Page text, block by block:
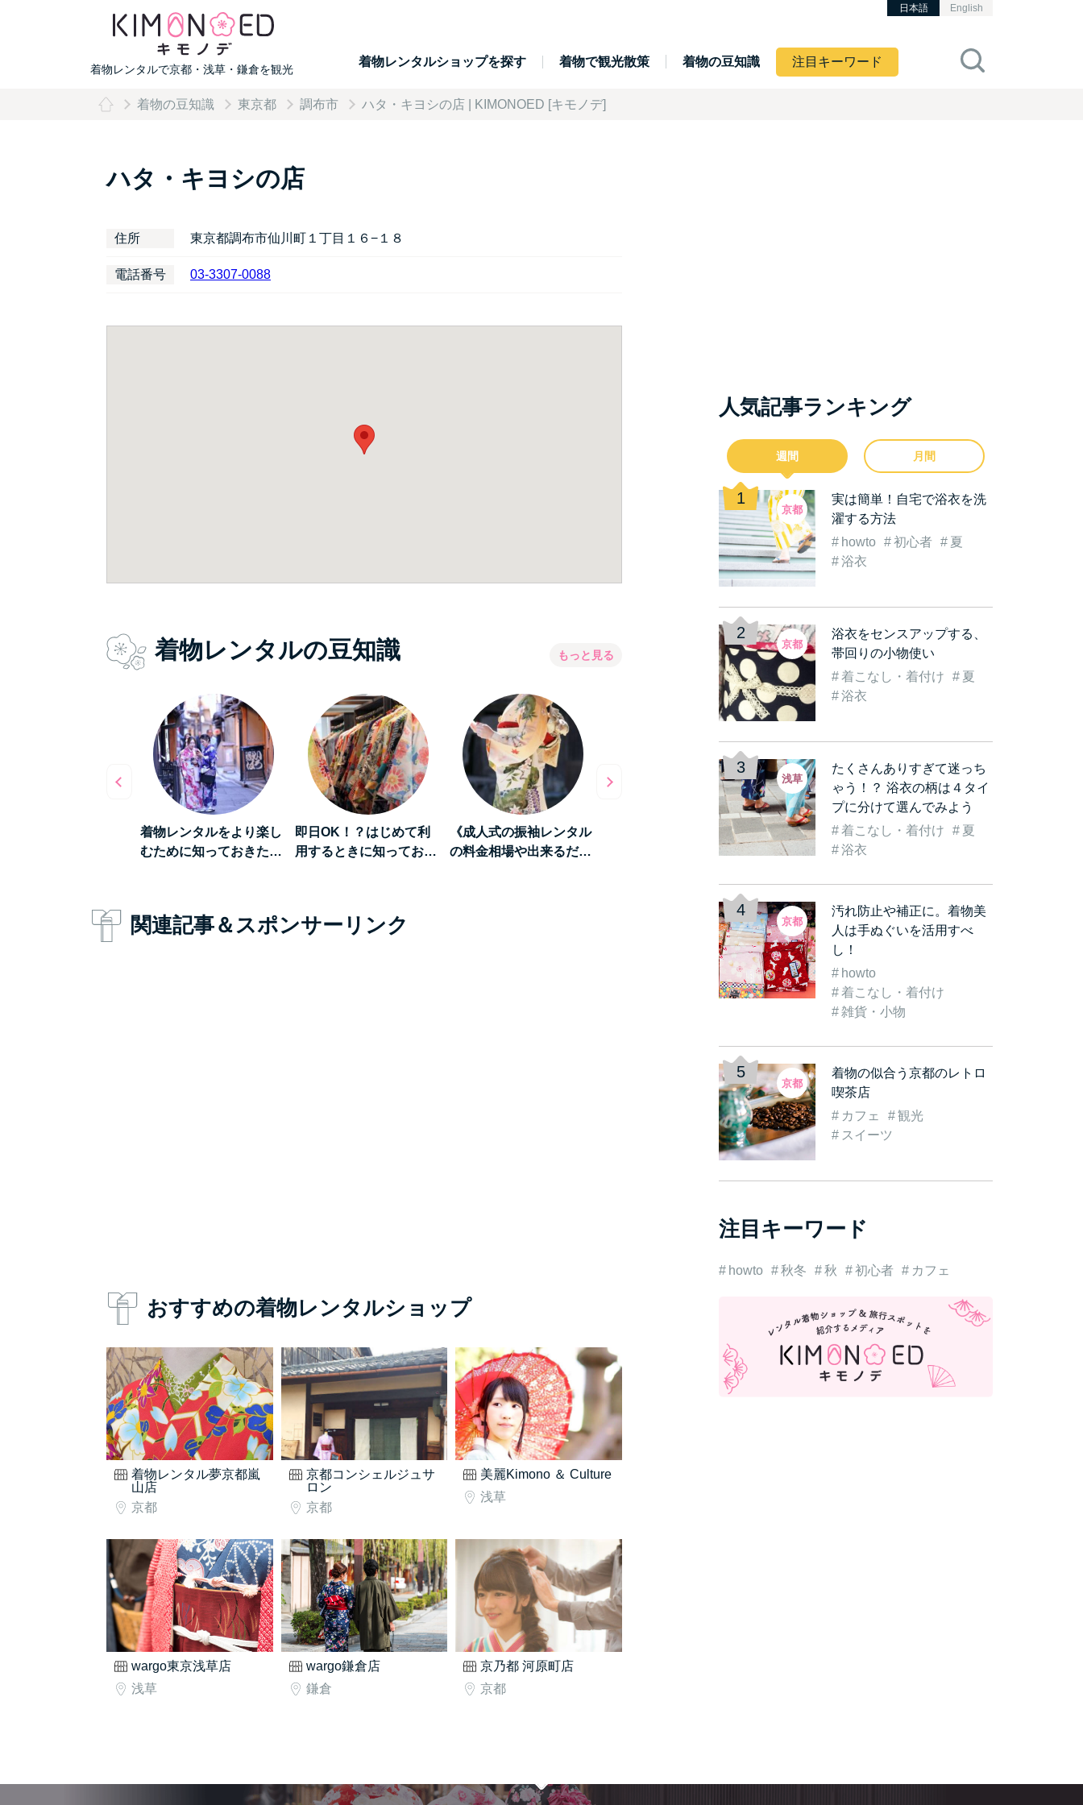
着物レンタルで京都・浅草・鎌倉を観光
日本語 English
着物レンタルショップを探す 着物で観光散策 着物の豆知識 注目キーワード
着物の豆知識 東京都 調布市 ハタ・キヨシの店 | KIMONOED [キモノデ]
ハタ・キヨシの店
住所 東京都調布市仙川町１丁目１６−１８
電話番号 03-3307-0088
着物レンタルの豆知識 もっと見る
着物レンタルをより楽し
むために知っておきた…
即日OK！？はじめて利
用するときに知ってお…
《成人式の振袖レンタル
の料金相場や出来るだ…
《和を堪能する旅》古都
「京都」をレンタル着…
着物を着て観光気分をも
っと盛り上げよう！実…
《数倍楽しくなる》着物
関連記事＆スポンサーリンク
おすすめの着物レンタルショップ
着物レンタル夢京都嵐
山店
京都
京都コンシェルジュサ
ロン
京都
美麗Kimono ＆ Culture
浅草
wargo東京浅草店
浅草
wargo鎌倉店
鎌倉
京乃都 河原町店
京都
人気記事ランキング
週間 月間
実は簡単！自宅で浴衣を洗
濯する方法
howto
初心者
夏
浴衣
京都
浴衣をセンスアップする、
帯回りの小物使い
着こなし・着付け
夏
浴衣
京都
たくさんありすぎて迷っち
ゃう！？ 浴衣の柄は４タイ
プに分けて選んでみよう
着こなし・着付け
夏
浴衣
浅草
汚れ防止や補正に。着物美
人は手ぬぐいを活用すべ
し！
howto
着こなし・着付け
雑貨・小物
京都
着物の似合う京都のレトロ
喫茶店
カフェ
観光
スイーツ
京都
注目キーワード
howto 秋冬 秋 初心者 カフェ